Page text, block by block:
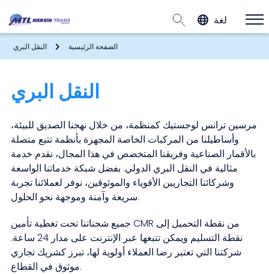
لغة
الصفحة الرئيسية النقل البري
النقل البري
مرسين ترانس لوجستيك كمنظمة، من خلال نهجنا الصديق للبيئة،
وأساطيلنا من المركبات الخاصة المجهزة بأنظمة تتبع متصلة
بالأقمار الصناعية وفريقنا المتخصص في هذا المجال، نقدم خدمة
مثالية في النقل البري الدولي. بفضل شبكة خدماتنا الواسعة
وشركائنا التجاريين الأقوياء والموثوقين، نوفر لعملائنا تجربة
سريعة وآمنة وموجهة نحو الحلول.
CMR
نقطة التسليم ويمكن تتبعها عبر الإنترنت على مدار 24 ساعة.
شركتنا التي تعتبر رضا العملاء أولوية لها، تبرز كشريك تجاري
موثوق في القطاع.